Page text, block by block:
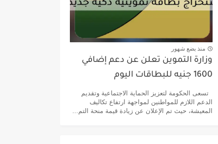
منذ بضع شهور
وزارة التموين تعلن عن دعم إضافي
1600 جنيه للبطاقات اليوم
تسعى الحكومة لتعزيز الحماية الاجتماعية وتقديم
الدعم اللازم للمواطنين لمواجهة ارتفاع تكاليف
المعيشة، حيث تم الإعلان عن زيادة قيمة منحة التم...